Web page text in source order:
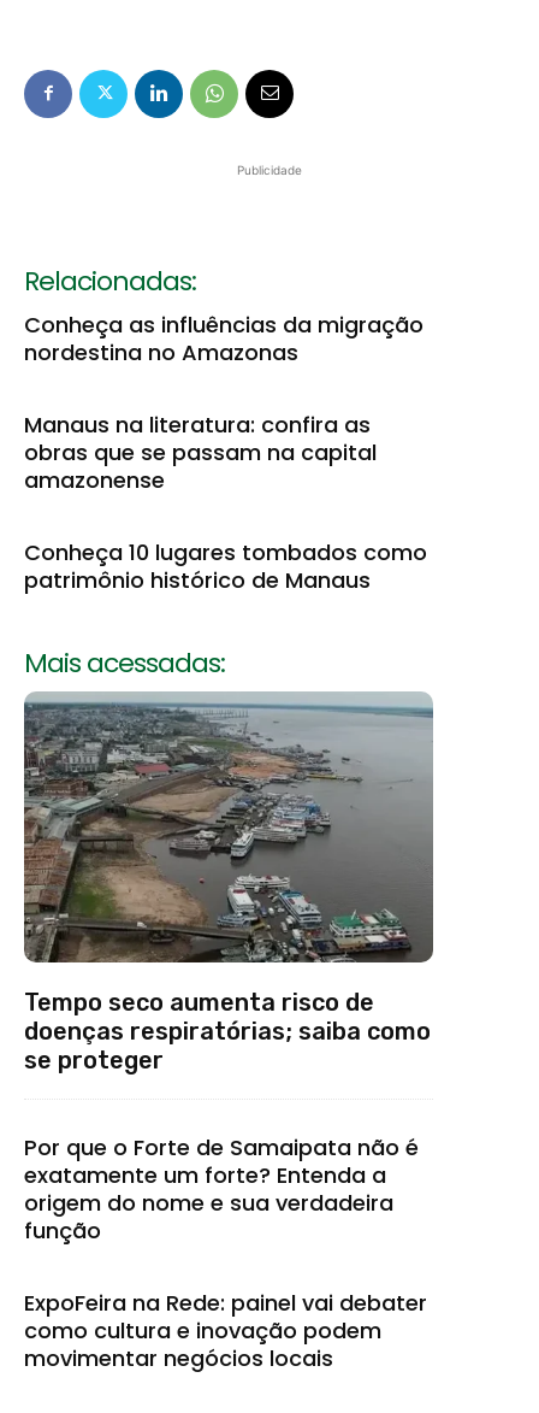
Publicidade
Relacionadas:
Conheça as influências da migração
nordestina no Amazonas
Manaus na literatura: confira as
obras que se passam na capital
amazonense
Conheça 10 lugares tombados como
patrimônio histórico de Manaus
Mais acessadas:
Tempo seco aumenta risco de
doenças respiratórias; saiba como
se proteger
Por que o Forte de Samaipata não é
exatamente um forte? Entenda a
origem do nome e sua verdadeira
função
ExpoFeira na Rede: painel vai debater
como cultura e inovação podem
movimentar negócios locais